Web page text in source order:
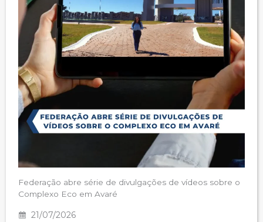
Federação abre série de divulgações de vídeos sobre o
Complexo Eco em Avaré
21/07/2026